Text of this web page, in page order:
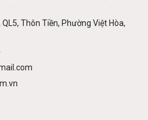
Cột viễn thông
and metal coated
Thôn Tiền, Phường Việt Hòa,